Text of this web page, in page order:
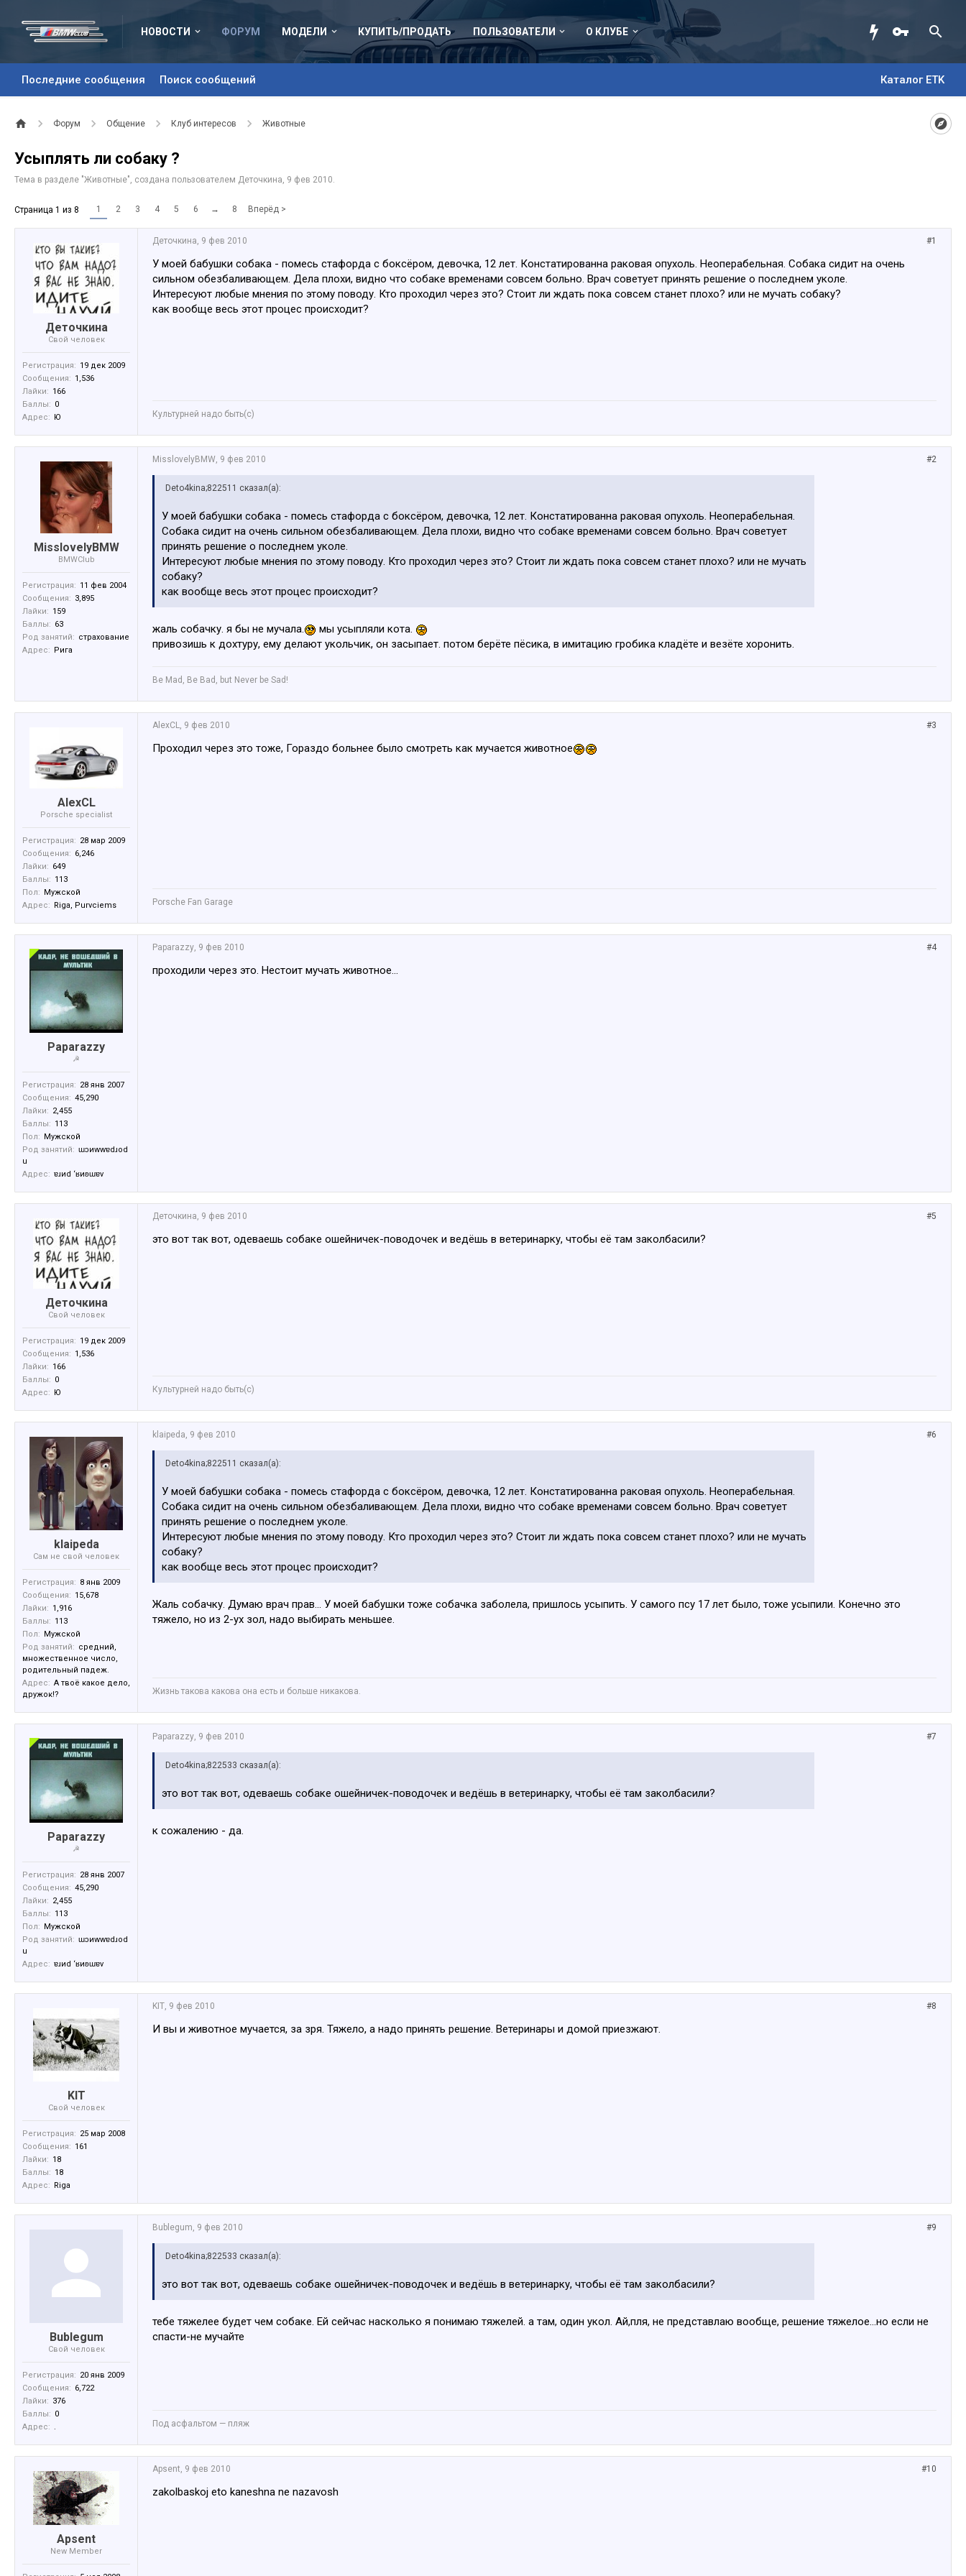
НОВОСТИ ФОРУМ
Последние сообщения Поиск сообщений Каталог ETK
МОДЕЛИ КУПИТЬ/ПРОДАТЬ ПОЛЬЗОВАТЕЛИ О КЛУБЕ
Форум Общение Клуб интересов Животные
Усыплять ли собаку ?
Тема в разделе "Животные", создана пользователем Деточкина, 9 фев 2010.
Страница 1 из 8 1 2 3 4 5 6 → 8 Вперёд >
Деточкина
Свой человек
Регистрация: 19 дек 2009
Сообщения: 1,536
Лайки: 166
Баллы: 0
Адрес: Ю
#1
Деточкина, 9 фев 2010
У моей бабушки собака - помесь стафорда с боксёром, девочка, 12 лет. Констатированна раковая опухоль. Неоперабельная. Собака сидит на очень
сильном обезбаливающем. Дела плохи, видно что собаке временами совсем больно. Врач советует принять решение о последнем уколе.
Интересуют любые мнения по этому поводу. Кто проходил через это? Стоит ли ждать пока совсем станет плохо? или не мучать собаку?
как вообще весь этот процес происходит?
Культурней надо быть(с)
MisslovelyBMW
BMWClub
Регистрация: 11 фев 2004
Сообщения: 3,895
Лайки: 159
Баллы: 63
Род занятий: страхование
Адрес: Рига
#2
MisslovelyBMW, 9 фев 2010
Deto4kina;822511 сказал(а):
У моей бабушки собака - помесь стафорда с боксёром, девочка, 12 лет. Констатированна раковая опухоль. Неоперабельная.
Собака сидит на очень сильном обезбаливающем. Дела плохи, видно что собаке временами совсем больно. Врач советует
принять решение о последнем уколе.
Интересуют любые мнения по этому поводу. Кто проходил через это? Стоит ли ждать пока совсем станет плохо? или не мучать
собаку?
как вообще весь этот процес происходит?
жаль собачку. я бы не мучала.
мы усыпляли кота.
привозишь к дохтуру, ему делают укольчик, он засыпает. потом берёте пёсика, в имитацию гробика кладёте и везёте хоронить.
Be Mad, Be Bad, but Never be Sad!
AlexCL
Porsche specialist
Регистрация: 28 мар 2009
Сообщения: 6,246
Лайки: 649
Баллы: 113
Пол:
Мужской
Адрес:
Riga, Purvciems
#3
AlexCL, 9 фев 2010
Проходил через это тоже, Гораздо больнее было смотреть как мучается животное
Porsche Fan Garage
Paparazzy
☭
Регистрация: 28 янв 2007
Сообщения: 45,290
Лайки: 2,455
Баллы: 113
Пол:
Мужской
Род занятий: ɯɔиwwɐdɹоd
u
Адрес: ɐɹиd ‘ʁиʚɯɐv
#4
Paparazzy, 9 фев 2010
проходили через это. Нестоит мучать животное...
Деточкина
Свой человек
Регистрация: 19 дек 2009
Сообщения: 1,536
Лайки: 166
Баллы: 0
Адрес:
Ю
#5
Деточкина, 9 фев 2010
это вот так вот, одеваешь собаке ошейничек-поводочек и ведёшь в ветеринарку, чтобы её там заколбасили?
Культурней надо быть(с)
klaipeda
Сам не свой человек
Регистрация: 8 янв 2009
Сообщения: 15,678
Лайки: 1,916
Баллы: 113
Пол:
Мужской
Род занятий: средний,
множественное число,
родительный падеж.
Адрес: А твоё какое дело,
дружок!?
#6
klaipeda, 9 фев 2010
Deto4kina;822511 сказал(а):
У моей бабушки собака - помесь стафорда с боксёром, девочка, 12 лет. Констатированна раковая опухоль. Неоперабельная.
Собака сидит на очень сильном обезбаливающем. Дела плохи, видно что собаке временами совсем больно. Врач советует
принять решение о последнем уколе.
Интересуют любые мнения по этому поводу. Кто проходил через это? Стоит ли ждать пока совсем станет плохо? или не мучать
собаку?
как вообще весь этот процес происходит?
Жаль собачку. Думаю врач прав... У моей бабушки тоже собачка заболела, пришлось усыпить. У самого псу 17 лет было, тоже усыпили. Конечно это
тяжело, но из 2-ух зол, надо выбирать меньшее.
Жизнь такова какова она есть и больше никакова.
Paparazzy
☭
Регистрация: 28 янв 2007
Сообщения: 45,290
Лайки: 2,455
Баллы: 113
Пол: Мужской
Род занятий: ɯɔиwwɐdɹоd
u
Адрес: ɐɹиd ‘ʁиʚɯɐv
#7
Paparazzy, 9 фев 2010
Deto4kina;822533 сказал(а):
это вот так вот, одеваешь собаке ошейничек-поводочек и ведёшь в ветеринарку, чтобы её там заколбасили?
к сожалению - да.
KIT
Свой человек
Регистрация: 25 мар 2008
Сообщения: 161
Лайки: 18
Баллы: 18
Адрес: Riga
#8
KIT 9 фев 2010
И вы и животное мучается, за зря. Тяжело, а надо принять решение. Ветеринары и домой приезжают.
Bublegum
Свой человек
Регистрация: 20 янв 2009
Сообщения: 6,722
Лайки: 376
Баллы: 0
Адрес:
#9
Bublegum 9 фев 2010
Deto4kina;822533 сказал(а):
это вот так вот, одеваешь собаке ошейничек-поводочек и ведёшь в ветеринарку, чтобы её там заколбасили?
тебе тяжелее будет чем собаке. Ей сейчас насколько я понимаю тяжелей. а там, один укол. Ай,пля, не представлаю вообще, решение тяжелое...но если не
спасти-не мучайте
Под асфальтом — пляж
Apsent
New Member
#10
Apsent 9 фев 2010
zakolbaskoj eto kaneshna ne nazavosh